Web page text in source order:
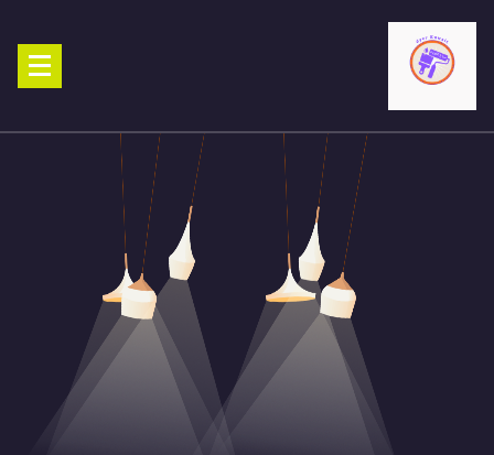
content
شاطر ورخيص تنفيذ احدث الديكورات الاحترافية اتصل الان